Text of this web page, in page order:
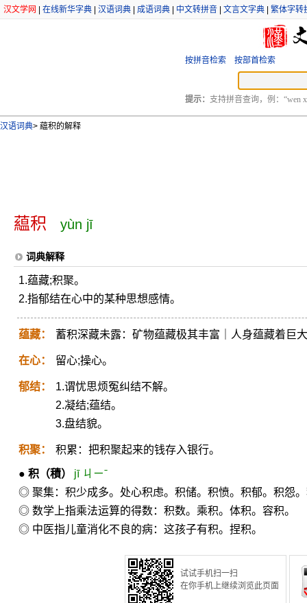
汉文学网 在线新华字典 汉语词典 成语词典 中文转拼音 文言文字典 繁体字转
按拼音检索 按部首检索
提示： 支持拼音查询，例：“wen
汉语词典> 藴积的解释
藴积 yùn jī
词典解释
1.蕴藏;积聚。
2.指郁结在心中的某种思想感情。
蕴藏： 蓄积深藏未露：矿物蕴藏极其丰富｜人身蕴藏着巨
在心： 留心;操心。
郁结：
1.谓忧思烦冤纠结不解。
2.凝结;蕴结。
3.盘结貌。
积聚： 积累：把积聚起来的钱存入银行。
● 积 （積）
jī ㄐㄧˉ
◎ 聚集：积少成多。处心积虑。积储。积愤。积郁。积怨
◎ 数学上指乘法运算的得数：积数。乘积。体积。容积。
◎ 中医指儿童消化不良的病：这孩子有积。捏积。
试试手机扫一扫
在你手机上继续浏览此页面